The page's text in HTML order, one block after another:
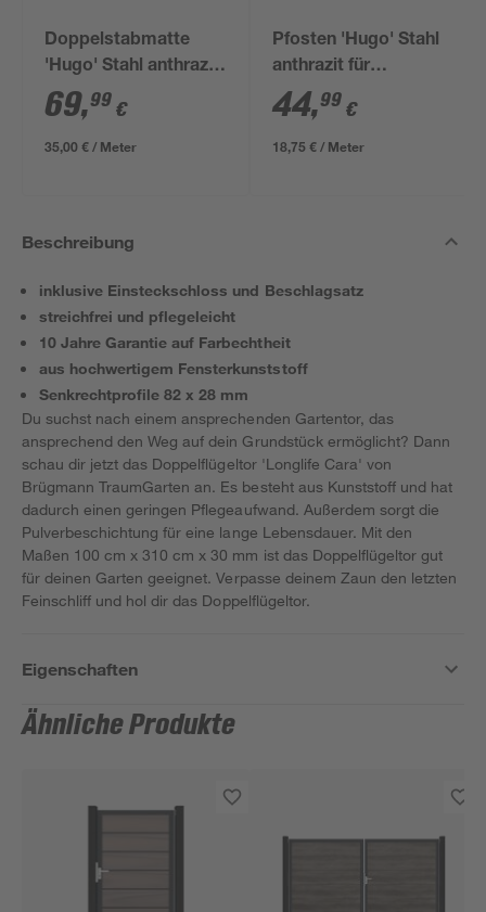
Doppelstabmatte
'Hugo' Stahl anthrazit
200 x 180 cm
69,99 €
35,00 € / Meter
Pfosten 'Hugo' Stahl
anthrazit für
Doppelstabmatten 4
x 4 x 240 cm
44,99 €
18,75 € / Meter
Beschreibung
inklusive Einsteckschloss und Beschlagsatz
streichfrei und pflegeleicht
10 Jahre Garantie auf Farbechtheit
aus hochwertigem Fensterkunststoff
Senkrechtprofile 82 x 28 mm
Du suchst nach einem ansprechenden Gartentor, das
ansprechend den Weg auf dein Grundstück ermöglicht? Dann
schau dir jetzt das Doppelflügeltor 'Longlife Cara' von
Brügmann TraumGarten an. Es besteht aus Kunststoff und hat
dadurch einen geringen Pflegeaufwand. Außerdem sorgt die
Pulverbeschichtung für eine lange Lebensdauer. Mit den
Maßen 100 cm x 310 cm x 30 mm ist das Doppelflügeltor gut
für deinen Garten geeignet. Verpasse deinem Zaun den letzten
Feinschliff und hol dir das Doppelflügeltor.
Eigenschaften
Ähnliche Produkte